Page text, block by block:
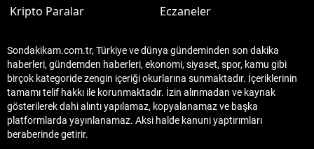
Kripto Paralar
Eczaneler
Sondakikam.com.tr, Türkiye ve dünya gündeminden son dakika
haberleri, gündemden haberleri, ekonomi, siyaset, spor, kamu gibi
birçok kategoride zengin içeriği okurlarına sunmaktadır. İçeriklerinin
tamamı telif hakkı ile korunmaktadır. İzin alınmadan ve kaynak
gösterilerek dahi alıntı yapılamaz, kopyalanamaz ve başka
platformlarda yayınlanamaz. Aksi halde kanuni yaptırımları
beraberinde getirir.